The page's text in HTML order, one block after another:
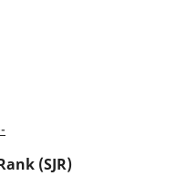
(SJR)